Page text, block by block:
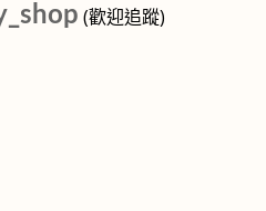
(歡迎追蹤)